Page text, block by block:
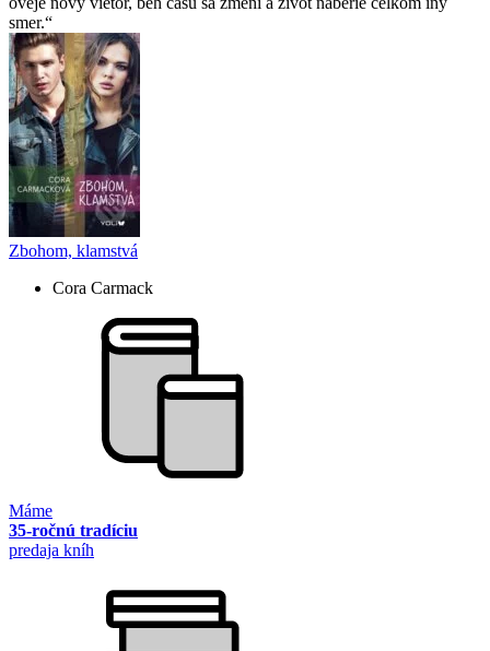
smer.
Zbohom, klamstvá
Cora Carmack
Máme
35-ročnú tradíciu
predaja kníh